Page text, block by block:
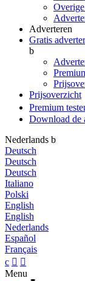
Adverteren
Gratis
b
Prijsoverzicht
Premium
Download de
Nederlands b
Deutsch
Deutsch
Deutsch
Italiano
Polski
English
English
Nederlands
Español
Français
c  
Menu